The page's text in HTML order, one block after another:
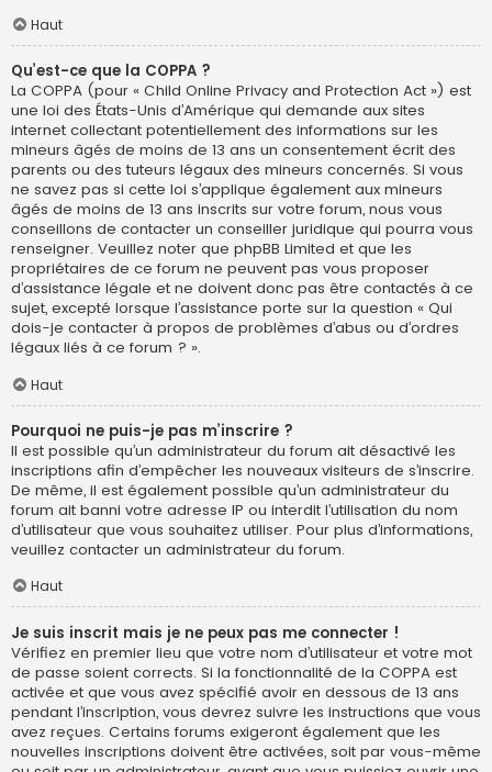
Haut
Qu’est-ce que la COPPA ?
La COPPA (pour « Child Online Privacy and Protection Act ») est
une loi des États-Unis d’Amérique qui demande aux sites
internet collectant potentiellement des informations sur les
mineurs âgés de moins de 13 ans un consentement écrit des
parents ou des tuteurs légaux des mineurs concernés. Si vous
ne savez pas si cette loi s’applique également aux mineurs
âgés de moins de 13 ans inscrits sur votre forum, nous vous
conseillons de contacter un conseiller juridique qui pourra vous
renseigner. Veuillez noter que phpBB Limited et que les
propriétaires de ce forum ne peuvent pas vous proposer
d’assistance légale et ne doivent donc pas être contactés à ce
sujet, excepté lorsque l’assistance porte sur la question « Qui
dois-je contacter à propos de problèmes d’abus ou d’ordres
légaux liés à ce forum ? ».
Haut
Pourquoi ne puis-je pas m’inscrire ?
Il est possible qu’un administrateur du forum ait désactivé les
inscriptions afin d’empêcher les nouveaux visiteurs de s’inscrire.
De même, il est également possible qu’un administrateur du
forum ait banni votre adresse IP ou interdit l’utilisation du nom
d’utilisateur que vous souhaitez utiliser. Pour plus d’informations,
veuillez contacter un administrateur du forum.
Haut
Je suis inscrit mais je ne peux pas me connecter !
Vérifiez en premier lieu que votre nom d’utilisateur et votre mot
de passe soient corrects. Si la fonctionnalité de la COPPA est
activée et que vous avez spécifié avoir en dessous de 13 ans
pendant l’inscription, vous devrez suivre les instructions que vous
avez reçues. Certains forums exigeront également que les
nouvelles inscriptions doivent être activées, soit par vous-même